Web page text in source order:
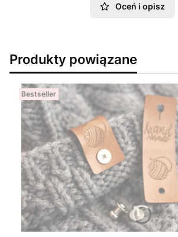
Oceń i opisz
Produkty powiązane
Bestseller